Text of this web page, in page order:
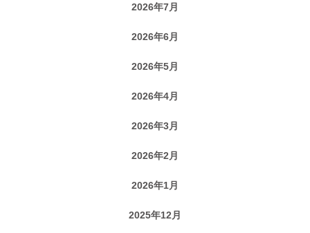
2026年7月
2026年6月
2026年5月
2026年4月
2026年3月
2026年2月
2026年1月
2025年12月